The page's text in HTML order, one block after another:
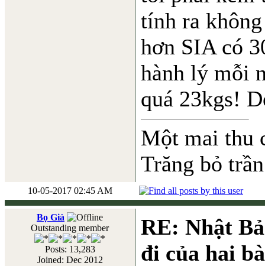
tính ra
hơn SIA có
hành lý mỗi
quá 23kgs!
Một mai thu
Trăng bỏ
10-05-2017 02:45 AM
Bọ Già
Outstanding member
Posts: 13,283
Joined: Dec 2012
RE: Nhật
đi của hai